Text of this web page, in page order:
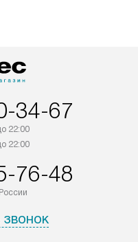
34-67
22:00
22:00
76-48
звонок